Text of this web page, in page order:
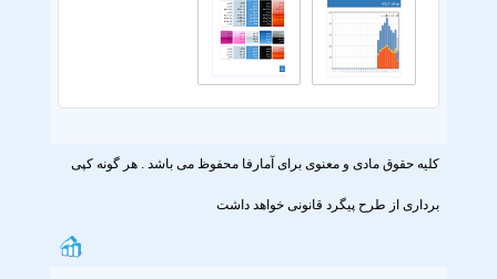
کلیه حقوق مادی و معنوی برای آمارفا محفوظ می باشد . هر گونه کپی
برداری از طرح پیگرد قانونی خواهد داشت